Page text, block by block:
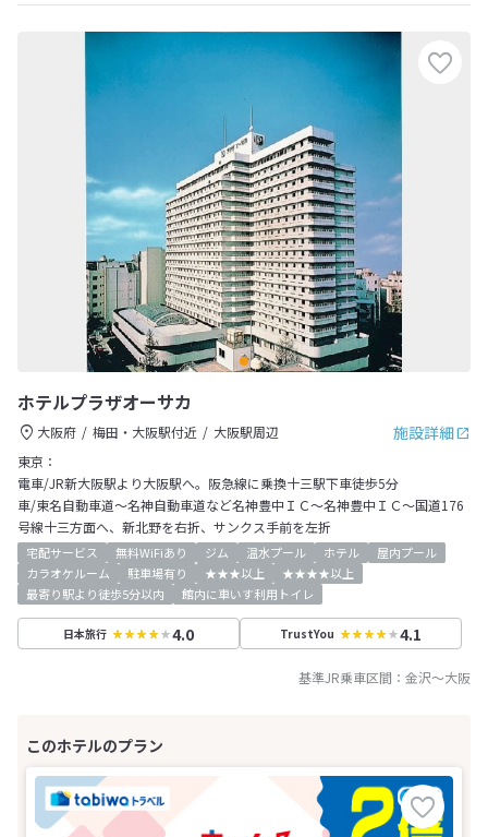
ホテルプラザオーサカ
施設詳細
大阪府 梅田・大阪駅付近
大阪駅周辺
東京：
電車/JR新大阪駅より大阪駅へ。阪急線に乗換十三駅下車徒歩5分
車/東名自動車道～名神自動車道など名神豊中ＩＣ～名神豊中ＩＣ～国道176
号線十三方面へ、新北野を右折、サンクス手前を左折
宅配サービス 無料WiFiあり ジム 温水プール ホテル
屋内プール
カラオケルーム
駐車場有り ★★★以上
★★★★以上
最寄り駅より徒歩5分以内
館内に車いす利用トイレ
日本旅行 4.0 TrustYou 4.1
基準JR乗車区間： 金沢～大阪